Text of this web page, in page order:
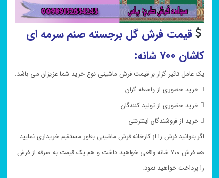
قیمت فرش گل برجسته صنمسرمه ای
کاشان ۷۰۰ شانه:
یک عامل تاثیر گزار بر قیمت فرش ماشینی نوع خرید شما عزیزان می باشد.
 خرید حضوری از واسطه گران
 خرید حضوری از تولید کنندگان
 خرید از فروشندگان اینترنتی
اگر بتوانید فرش را از کارخانه فرش ماشینی بطور مستقیم خریداری نمایید
هم فرش ۷۰۰ شانه واقعی خواهید داشت و هم یک قیمت به صرفه از فرش
را پرداخت خواهید نمود.